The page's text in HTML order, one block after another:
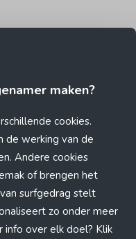
maken?
cookies.
de werking van de
Andere cookies
of brengen het
surfgedrag stelt
zo onder meer
info over elk doel? Klik
has occurred (see the